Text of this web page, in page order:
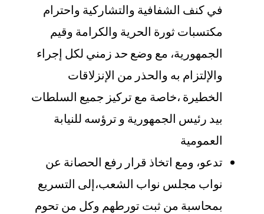
في كنف الشفافية والتشاركية واحترام
مكتسبات ثورة الحرية والكرامة وقيم
الجمهورية، مع وضع حد زمني لكل إجراء
والإلتزام به والحذر من الإنزلاقات
الخطيرة ،خاصة مع تركيز جميع السلطات
بيد رئيس الجمهورية و ترؤسه للنيابة
العمومية
تدعو، ومع اتخاذ قرار رفع الحصانة عن
نواب مجلس نواب الشعب،إلى التسريع
بمحاسبة من ثبت تورطهم وكل من تحوم